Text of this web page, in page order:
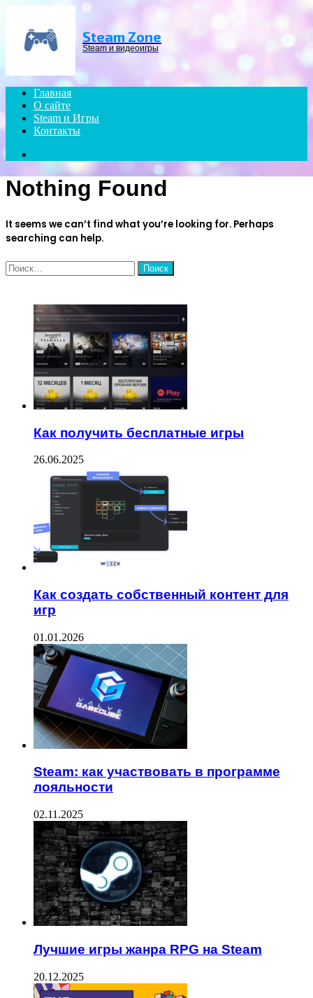
Steam Zone
Steam и видеоигры
Главная
О сайте
Steam и Игры
Контакты
Nothing Found
It seems we can’t find what you’re looking for. Perhaps
searching can help.
Найти:
Как получить бесплатные игры
26.06.2025
Как создать собственный контент для
игр
01.01.2026
Steam: как участвовать в программе
лояльности
02.11.2025
Лучшие игры жанра RPG на Steam
20.12.2025